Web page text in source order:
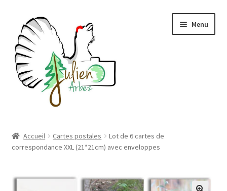
la
navigation
contenu
Menu
Boutique
Conditions générales de vente
Accueil Cartes postales
Lot de 6 cartes de
correspondance XXL (21*21cm) avec enveloppes